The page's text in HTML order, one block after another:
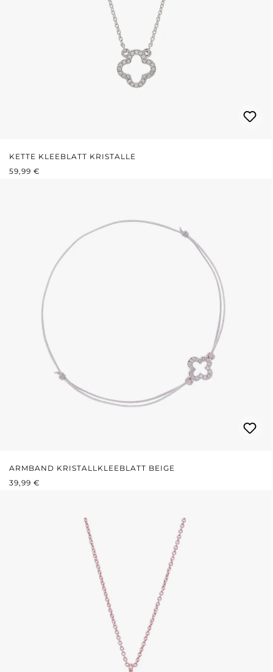
KETTE KLEEBLATT KRISTALLE
REGULÄRER PREIS:
59,99 €
ARMBAND KRISTALLKLEEBLATT BEIGE
REGULÄRER PREIS:
39,99 €